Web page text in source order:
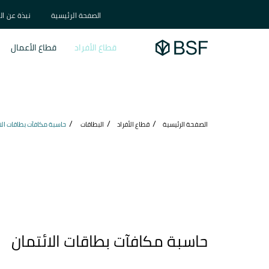
الصفحة الرئيسية نبذة عن
قطاع الأفراد قطاع الأعمال
الصفحة الرئيسية قطاع الأفراد البطاقات حاسبة مكافآت بطاقات
حاسبة مكافآت بطاقات الائتمان